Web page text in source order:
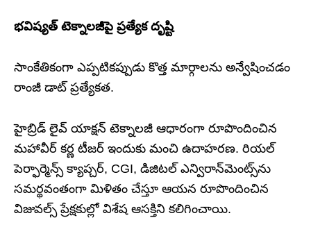
భవిష్యత్ టెక్నాలజీపై ప్రత్యేక దృష్టి
సాంకేతికంగా ఎప్పటికప్పుడు కొత్త మార్గాలను అన్వేషించడం
రాంజీ డాట్ ప్రత్యేకత.
హైబ్రిడ్ లైవ్ యాక్షన్ టెక్నాలజీ ఆధారంగా రూపొందించిన
మహావీర్ కర్ణ టీజర్ ఇందుకు మంచి ఉదాహరణ. రియల్
పెర్ఫార్మెన్స్ క్యాప్చర్, CGI, డిజిటల్ ఎన్విరాన్‌మెంట్స్‌ను
సమర్థవంతంగా మిళితం చేస్తూ ఆయన రూపొందించిన
విజువల్స్ ప్రేక్షకుల్లో విశేష ఆసక్తిని కలిగించాయి.